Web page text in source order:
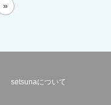
»
setsunaについて